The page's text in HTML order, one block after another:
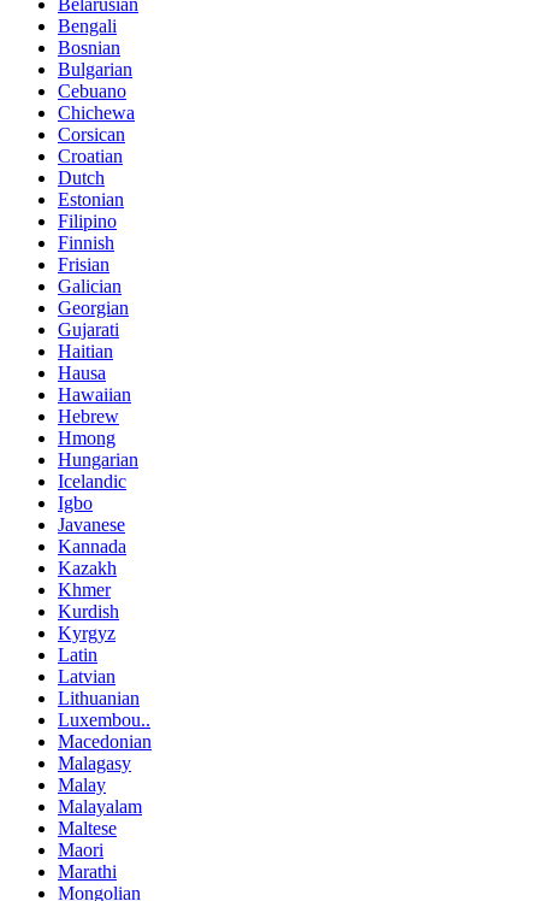
Bengali
Bosnian
Bulgarian
Cebuano
Chichewa
Corsican
Croatian
Dutch
Estonian
Filipino
Finnish
Frisian
Galician
Georgian
Gujarati
Haitian
Hausa
Hawaiian
Hebrew
Hmong
Hungarian
Icelandic
Igbo
Javanese
Kannada
Kazakh
Khmer
Kurdish
Kyrgyz
Latin
Latvian
Lithuanian
Luxembou..
Macedonian
Malagasy
Malay
Malayalam
Maltese
Maori
Marathi
Mongolian